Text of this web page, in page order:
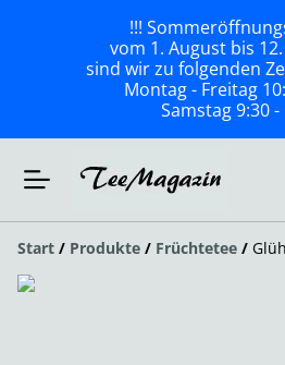
!!!
vom 1. August bis
sind wir zu folgenden
Montag - Freitag
Samstag 9:30 -
Start / Produkte / Früchtetee /